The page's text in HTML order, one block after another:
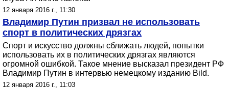
12 января 2016 г., 11:30
Владимир Путин призвал не использовать
спорт в политических дрязгах
Спорт и искусство должны сближать людей, попытки
использовать их в политических дрязгах являются
огромной ошибкой. Такое мнение высказал президент РФ
Владимир Путин в интервью немецкому изданию Bild.
12 января 2016 г., 11:03